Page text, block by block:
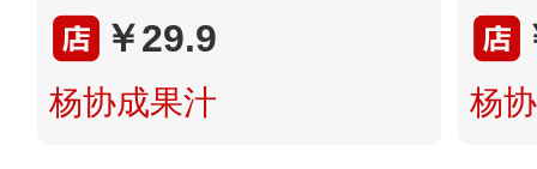
￥29.9
杨协成果汁 杨